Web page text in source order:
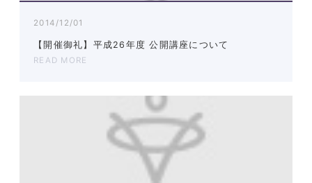
2014/12/01
【開催御礼】平成26年度 公開講座について
READ MORE